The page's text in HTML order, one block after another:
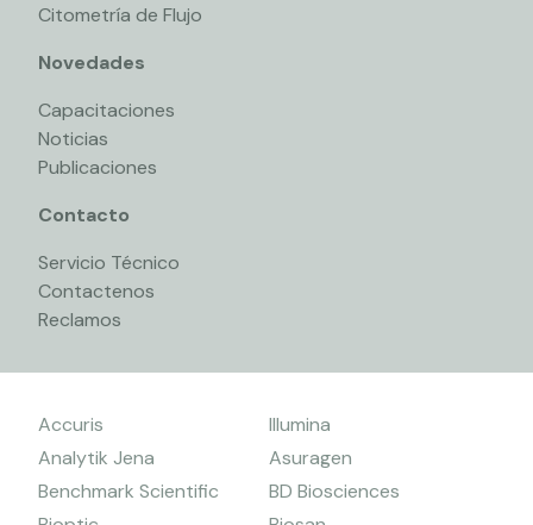
Citometría de Flujo
Novedades
Capacitaciones
Noticias
Publicaciones
Contacto
Servicio Técnico
Contactenos
Reclamos
Accuris
Illumina
Analytik Jena
Asuragen
Benchmark Scientific
BD Biosciences